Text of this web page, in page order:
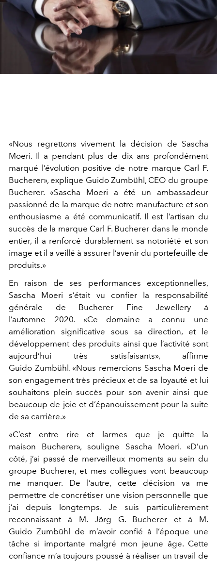
«Nous regrettons vivement la décision de Sascha
Moeri. Il a pendant plus de dix ans profondément
marqué l’évolution positive de notre marque Carl F.
Bucherer», explique Guido Zumbühl, CEO du groupe
Bucherer. «Sascha Moeri a été un ambassadeur
passionné de la marque de notre manufacture et son
enthousiasme a été communicatif. Il est l’artisan du
succès de la marque Carl F. Bucherer dans le monde
entier, il a renforcé durablement sa notoriété et son
image et il a veillé à assurer l’avenir du portefeuille de
produits.»
En raison de ses performances exceptionnelles,
Sascha Moeri s’était vu confier la responsabilité
générale de Bucherer Fine Jewellery à
l’automne 2020. «Ce domaine a connu une
amélioration significative sous sa direction, et le
développement des produits ainsi que l’activité sont
aujourd’hui très satisfaisants», affirme
Guido Zumbühl. «Nous remercions Sascha Moeri de
son engagement très précieux et de sa loyauté et lui
souhaitons plein succès pour son avenir ainsi que
beaucoup de joie et d’épanouissement pour la suite
de sa carrière.»
«C’est entre rire et larmes que je quitte la
maison Bucherer», souligne Sascha Moeri. «D’un
côté, j’ai passé de merveilleux moments au sein du
groupe Bucherer, et mes collègues vont beaucoup
me manquer. De l’autre, cette décision va me
permettre de concrétiser une vision personnelle que
j’ai depuis longtemps. Je suis particulièrement
reconnaissant à M. Jörg G. Bucherer et à M.
Guido Zumbühl de m’avoir confié à l’époque une
tâche si importante malgré mon jeune âge. Cette
confiance m’a toujours poussé à réaliser un travail de